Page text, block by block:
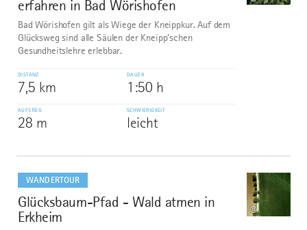
erfahren in Bad Wörishofen
Bad Wörishofen gilt als Wiege der Kneippkur. Auf dem
Glücksweg sind alle Säulen der Kneipp‘schen
Gesundheitslehre erlebbar.
DISTANZ
7,5 km
DAUER
1:50 h
AUFSTIEG
28 m
SCHWIERIGKEIT
leicht
WANDERTOUR
7
Glücksbaum-Pfad - Wald atmen in
Erkheim
©
dazu